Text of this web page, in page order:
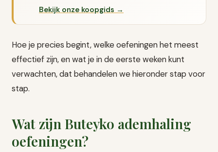
Bekijk onze koopgids →
Hoe je precies begint, welke oefeningen het meest
effectief zijn, en wat je in de eerste weken kunt
verwachten, dat behandelen we hieronder stap voor
stap.
Wat zijn Buteyko ademhaling
oefeningen?